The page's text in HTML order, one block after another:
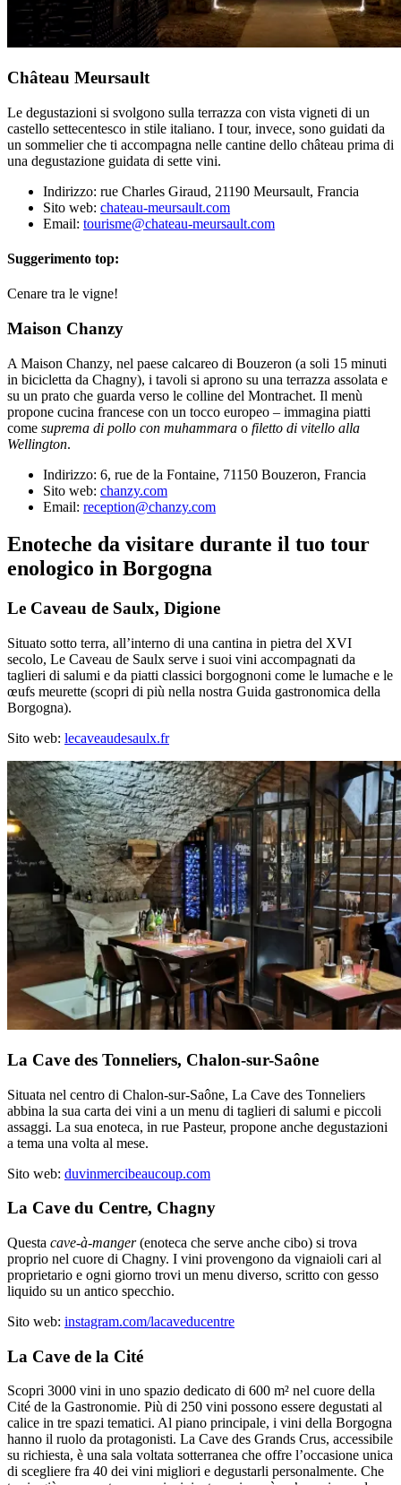
Château Meursault
Le degustazioni si svolgono sulla terrazza con vista vigneti di un
castello settecentesco in stile italiano. I tour, invece, sono guidati da
un sommelier che ti accompagna nelle cantine dello château prima di
una degustazione guidata di sette vini.
Indirizzo: rue Charles Giraud, 21190 Meursault, Francia
Sito web: chateau-meursault.com
Email: tourisme@chateau-meursault.com
Suggerimento top:
Cenare tra le vigne!
Maison Chanzy
A Maison Chanzy, nel paese calcareo di Bouzeron (a soli 15 minuti
in bicicletta da Chagny), i tavoli si aprono su una terrazza assolata e
su un prato che guarda verso le colline del Montrachet. Il menù
propone cucina francese con un tocco europeo – immagina piatti
come suprema di pollo con muhammara o filetto di vitello alla
Wellington.
Indirizzo: 6, rue de la Fontaine, 71150 Bouzeron, Francia
Sito web: chanzy.com
Email: reception@chanzy.com
Enoteche da visitare durante il tuo tour
enologico in Borgogna
Le Caveau de Saulx, Digione
Situato sotto terra, all’interno di una cantina in pietra del XVI
secolo, Le Caveau de Saulx serve i suoi vini accompagnati da
taglieri di salumi e da piatti classici borgognoni come le lumache e le
œufs meurette (scopri di più nella nostra Guida gastronomica della
Borgogna).
Sito web: lecaveaudesaulx.fr
La Cave des Tonneliers, Chalon-sur-Saône
Situata nel centro di Chalon-sur-Saône, La Cave des Tonneliers
abbina la sua carta dei vini a un menu di taglieri di salumi e piccoli
assaggi. La sua enoteca, in rue Pasteur, propone anche degustazioni
a tema una volta al mese.
Sito web: duvinmercibeaucoup.com
La Cave du Centre, Chagny
Questa cave-à-manger(enoteca che serve anche cibo) si trova
proprio nel cuore di Chagny. I vini provengono da vignaioli cari al
proprietario e ogni giorno trovi un menu diverso, scritto con gesso
liquido su un antico specchio.
Sito web: instagram.com/lacaveducentre
La Cave de la Cité
Scopri 3000 vini in uno spazio dedicato di 600 m² nel cuore della
Cité de la Gastronomie. Più di 250 vini possono essere degustati al
calice in tre spazi tematici. Al piano principale, i vini della Borgogna
hanno il ruolo da protagonisti. La Cave des Grands Crus, accessibile
su richiesta, è una sala voltata sotterranea che offre l’occasione unica
di scegliere fra 40 dei vini migliori e degustarli personalmente. Che